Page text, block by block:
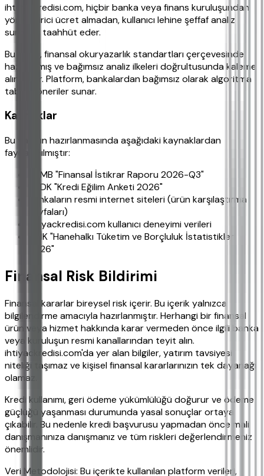
ihtiyackredisi.com, hiçbir banka veya finans kuruluşundan
yönlendirici ücret almadan, kullanıcı lehine şeffaf analiz
sunmayı taahhüt eder.
Bu içerik, finansal okuryazarlık standartları çerçevesinde
hazırlanmış ve bağımsız analiz ilkeleri doğrultusunda kaleme
alınmıştır. Platform, bankalardan bağımsız olarak algoritma
tabanlı öneriler sunar.
Kaynaklar
Bu yazının hazırlanmasında aşağıdaki kaynaklardan
faydalanılmıştır:
TCMB "Finansal İstikrar Raporu 2026-Q3"
BDDK "Kredi Eğilim Anketi 2026"
Bankaların resmi internet siteleri (ürün karşılaştırma
sayfaları)
ihtiyackredisi.com kullanıcı deneyimi verileri
TÜİK "Hanehalkı Tüketim ve Borçluluk İstatistikleri
2026"
Finansal Risk Bildirimi
Finansal kararlar bireysel risk içerir. Bu içerik yalnızca
bilgilendirme amacıyla hazırlanmıştır. Herhangi bir finansal
ürün veya hizmet hakkında karar vermeden önce ilgili banka
veya kuruluşun resmi kanallarından teyit alın.
ihtiyackredisi.com'da yer alan bilgiler, yatırım tavsiyesi
niteliği taşımaz ve kişisel finansal kararlarınızın tek dayanağı
olamaz.
Kredi kullanımı, geri ödeme yükümlülüğü doğurur ve ödeme
güçlüğü yaşanması durumunda yasal sonuçlar ortaya
çıkabilir. Bu nedenle kredi başvurusu yapmadan önce mali
danışmanınıza danışmanız ve tüm riskleri değerlendirmeniz
önemlidir.
Veri Metodolojisi: Bu içerikte kullanılan platform verileri,